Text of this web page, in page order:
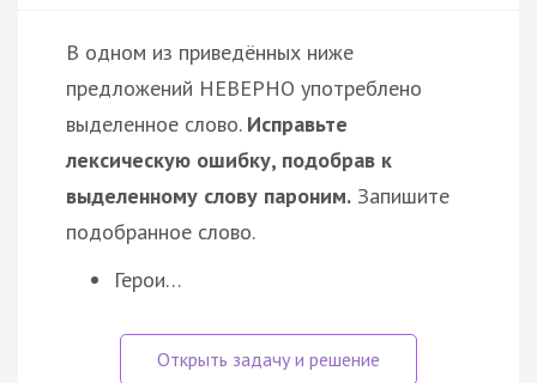
В одном из приведённых ниже
предложений НЕВЕРНО употреблено
выделенное слово. Исправьте
лексическую ошибку, подобрав к
выделенному слову пароним. Запишите
подобранное слово.
Герои…